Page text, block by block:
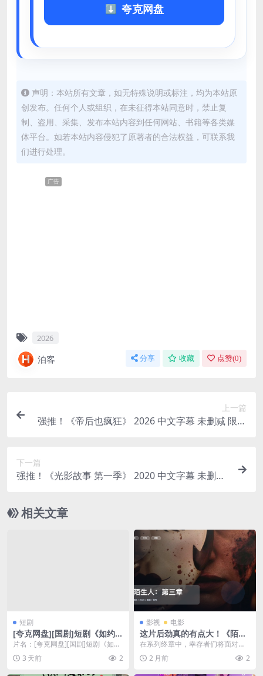
夸克网盘
声明：本站所有文章，如无特殊说明或标注，均为本站原
创发布。任何个人或组织，在未征得本站同意时，禁止复
制、盗用、采集、发布本站内容到任何网站、书籍等各类媒
体平台。如若本站内容侵犯了原著者的合法权益，可联系我
们进行处理。
广告
2026
泊客 分享 收藏 点赞(0)
上一篇
强推！《帝后也疯狂》 2026 中文字幕 未删减 限时
下一篇
强推！《光影故事 第一季》 2020 中文字幕 未删减
相关文章
短剧
[夸克网盘][国剧]短剧《如约而
至》（2026）喜剧 / 爱情 / 音
片名：[夸克网盘][国剧]短剧《如约
而至》（2026）喜剧 / 爱情 / 音乐
... 3 天前 2
影视 电影
这片后劲真的有点大！《陌生
人：第三章》 2026 1080P中
在系列终章中，幸存者们将面对蒙
面陌生人的新威胁。随着秘密浮出
水面，现实与危险的界...
2 月前 2